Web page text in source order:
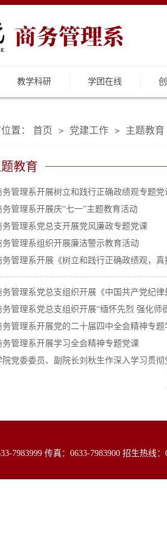
教学科研 学团在线
置： 首页 > 党建工作 > 主题教育
教育
务管理系开展树立和践行正确政绩观专题党
务管理系开展庆“七一”主题教育活动
务管理系党总支开展党风廉政专题党课
务管理系组织开展廉洁警示教育活动
务管理系开展《树立和践行正确政绩观，
务管理系党总支组织开展《中国共产党纪
务管理系党总支组织开展“缅怀先烈 强化师
务管理系开展党的二十届四中全会精神专题
务管理系开展学习全会精神专题党课
院党委委员、副院长刘秋生作深入学习贯
7983999 传真：0633-7983900 招生热线：